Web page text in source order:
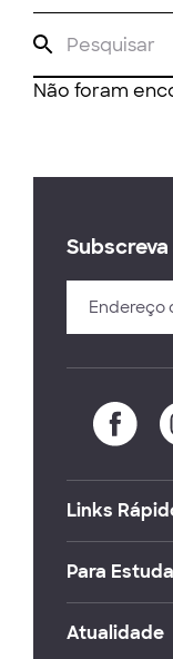
Não foram
Links
Para
Atualidade